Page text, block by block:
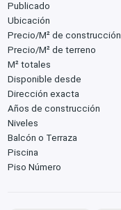
Publicado
Ubicación
Precio/M² de construcción
Precio/M² de terreno
M² totales
Disponible desde
Dirección exacta
Años de construcción
Niveles
Balcón o Terraza
Piscina
Piso Número